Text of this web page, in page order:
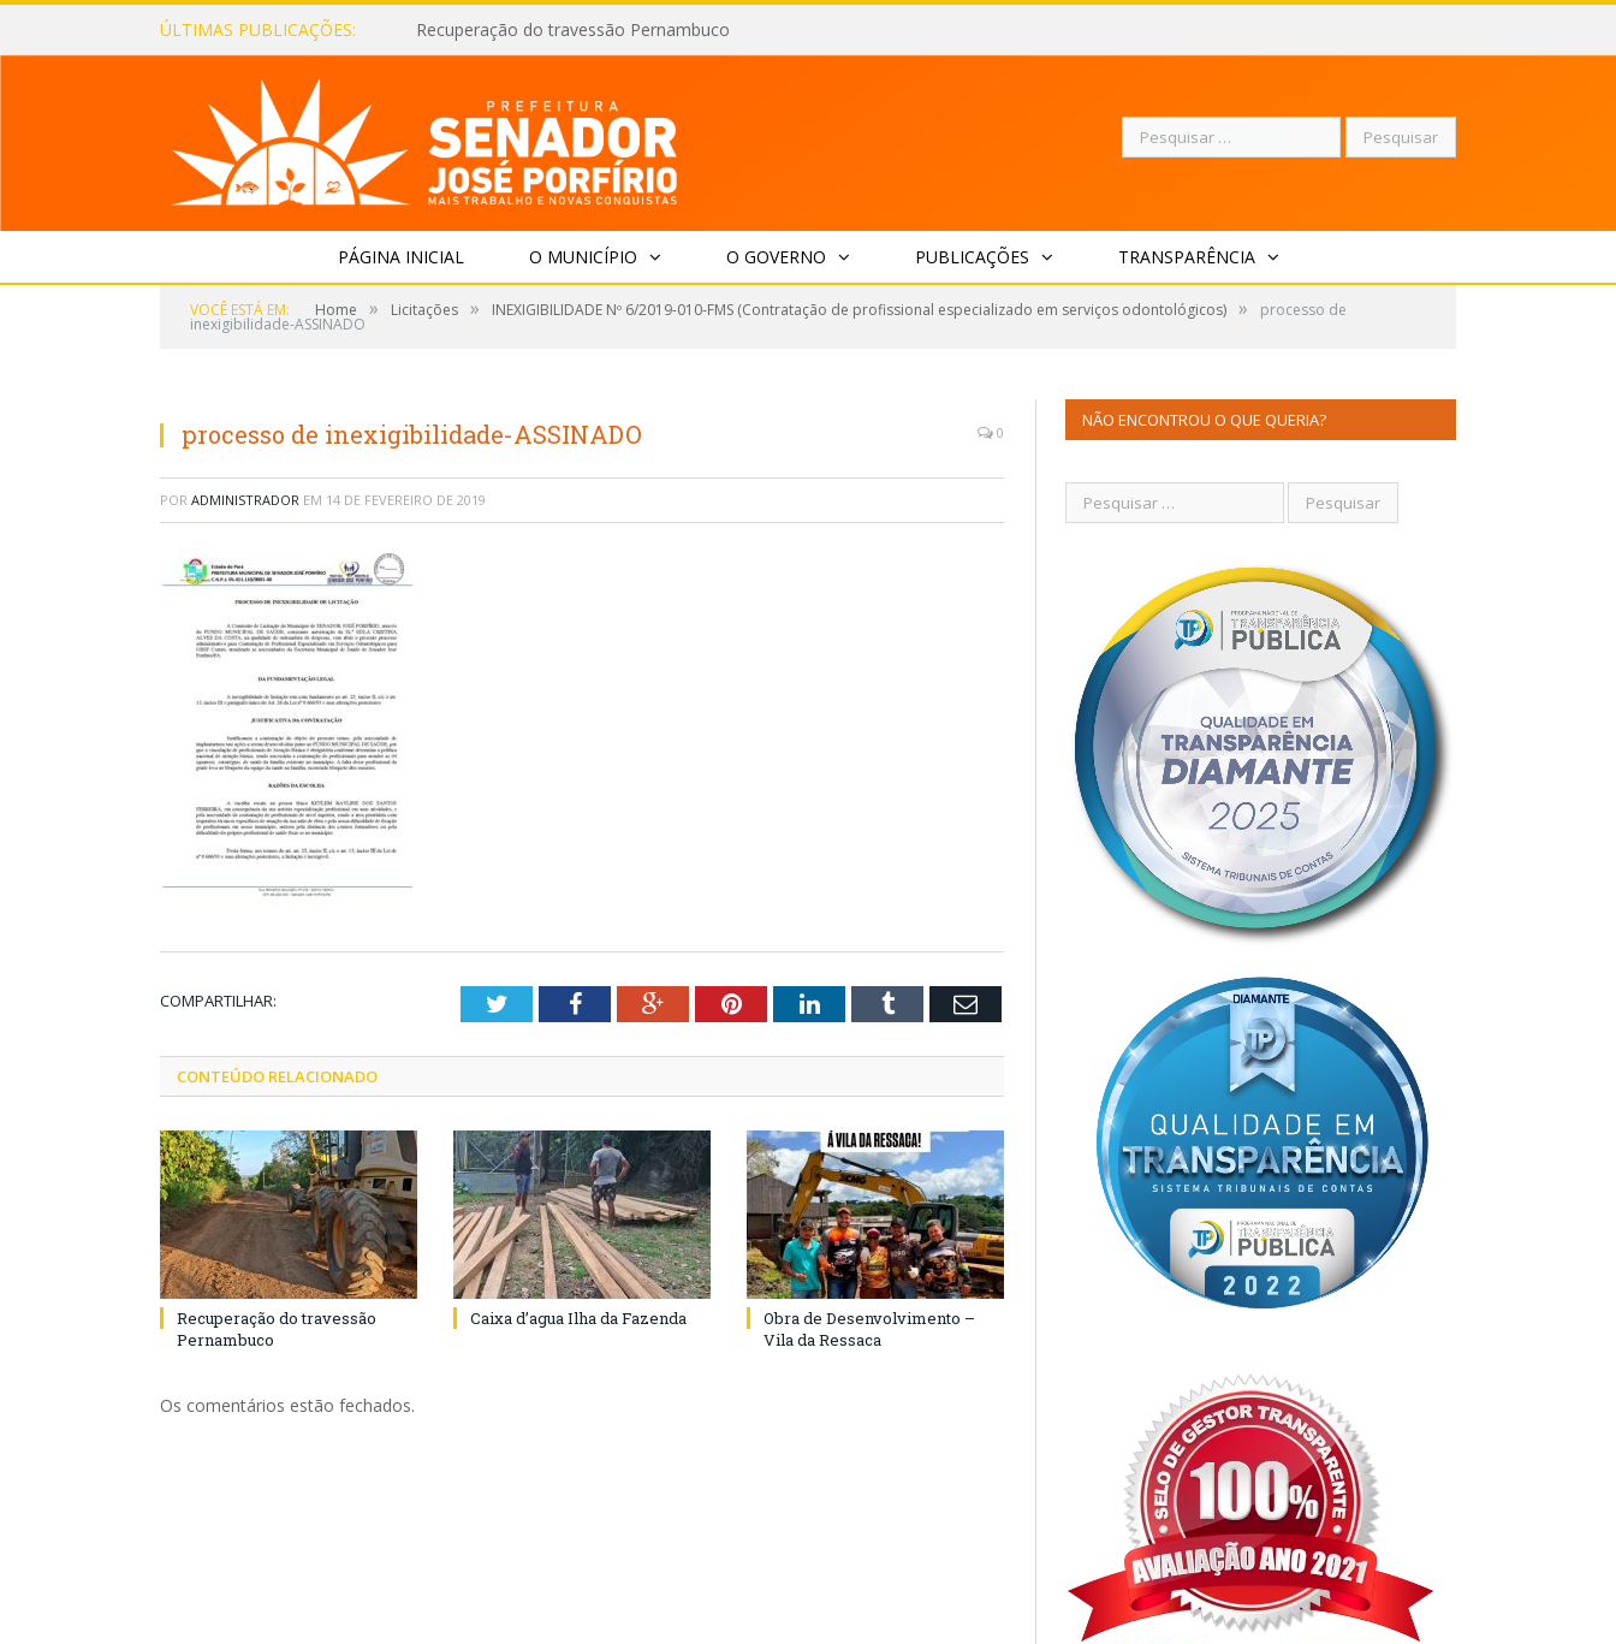
ÚLTIMAS PUBLICAÇÕES: Recuperação do travessão Pernambuco
Pesquisar
por:
PÁGINA INICIAL O MUNICÍPIO O GOVERNO PUBLICAÇÕES TRANSPARÊNCIA
VOCÊ ESTÁ EM: Home » Licitações » INEXIGIBILIDADE Nº 6/2019-010-FMS (Contratação de profissional especializado em serviços odontológicos) » processo de
inexigibilidade-ASSINADO
processo de inexigibilidade-ASSINADO 0
POR ADMINISTRADOR EM 14 DE FEVEREIRO DE 2019
COMPARTILHAR: TwitterFacebookGoogle+PinterestLinkedInTumblr Email
CONTEÚDO RELACIONADO
Recuperação do travessão
Pernambuco
Caixa d’agua Ilha da Fazenda
Obra de Desenvolvimento –
Vila da Ressaca
Os comentários estão fechados.
NÃO ENCONTROU O QUE QUERIA?